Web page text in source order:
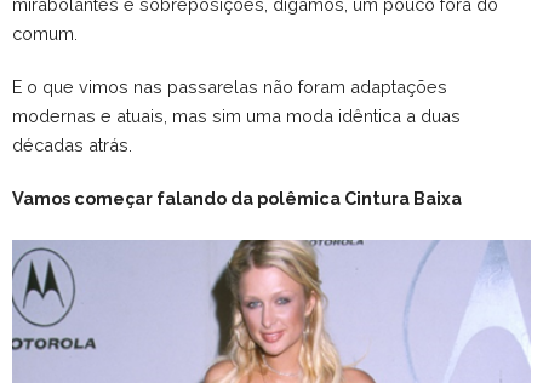
comum.
E o que vimos nas passarelas não foram adaptações
modernas e atuais, mas sim uma moda idêntica a duas
décadas atrás.
Vamos começar falando da polêmica Cintura Baixa